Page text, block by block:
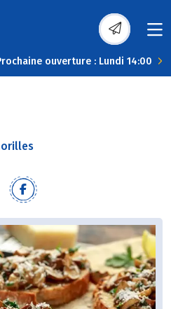
ouverture : Lundi 14:00